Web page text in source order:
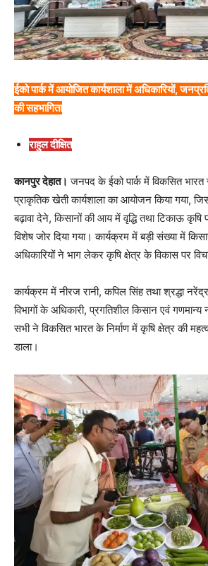
ईको पार्क में आयोजित कार्यशाला में अधिकारियों,
की सहभागिता
राहुल दीक्षित
कानपुर देहात। जनपद के ईको पार्क में विकसित
प्राकृतिक खेती कार्यशाला का आयोजन किया गया,
बढ़ावा देने, किसानों की आय में वृद्धि तथा टिकाऊ कृषि
विशेष जोर दिया गया। कार्यक्रम में बड़ी संख्या में
अधिकारियों ने भाग लेकर कृषि क्षेत्र के विकास पर
कार्यक्रम में नीरज रानी, कपिल सिंह तथा श्रद्धा
विभागों के अधिकारी, प्रगतिशील किसान एवं गणमान्य
सभी ने विकसित भारत के निर्माण में कृषि क्षेत्र की
डाला।